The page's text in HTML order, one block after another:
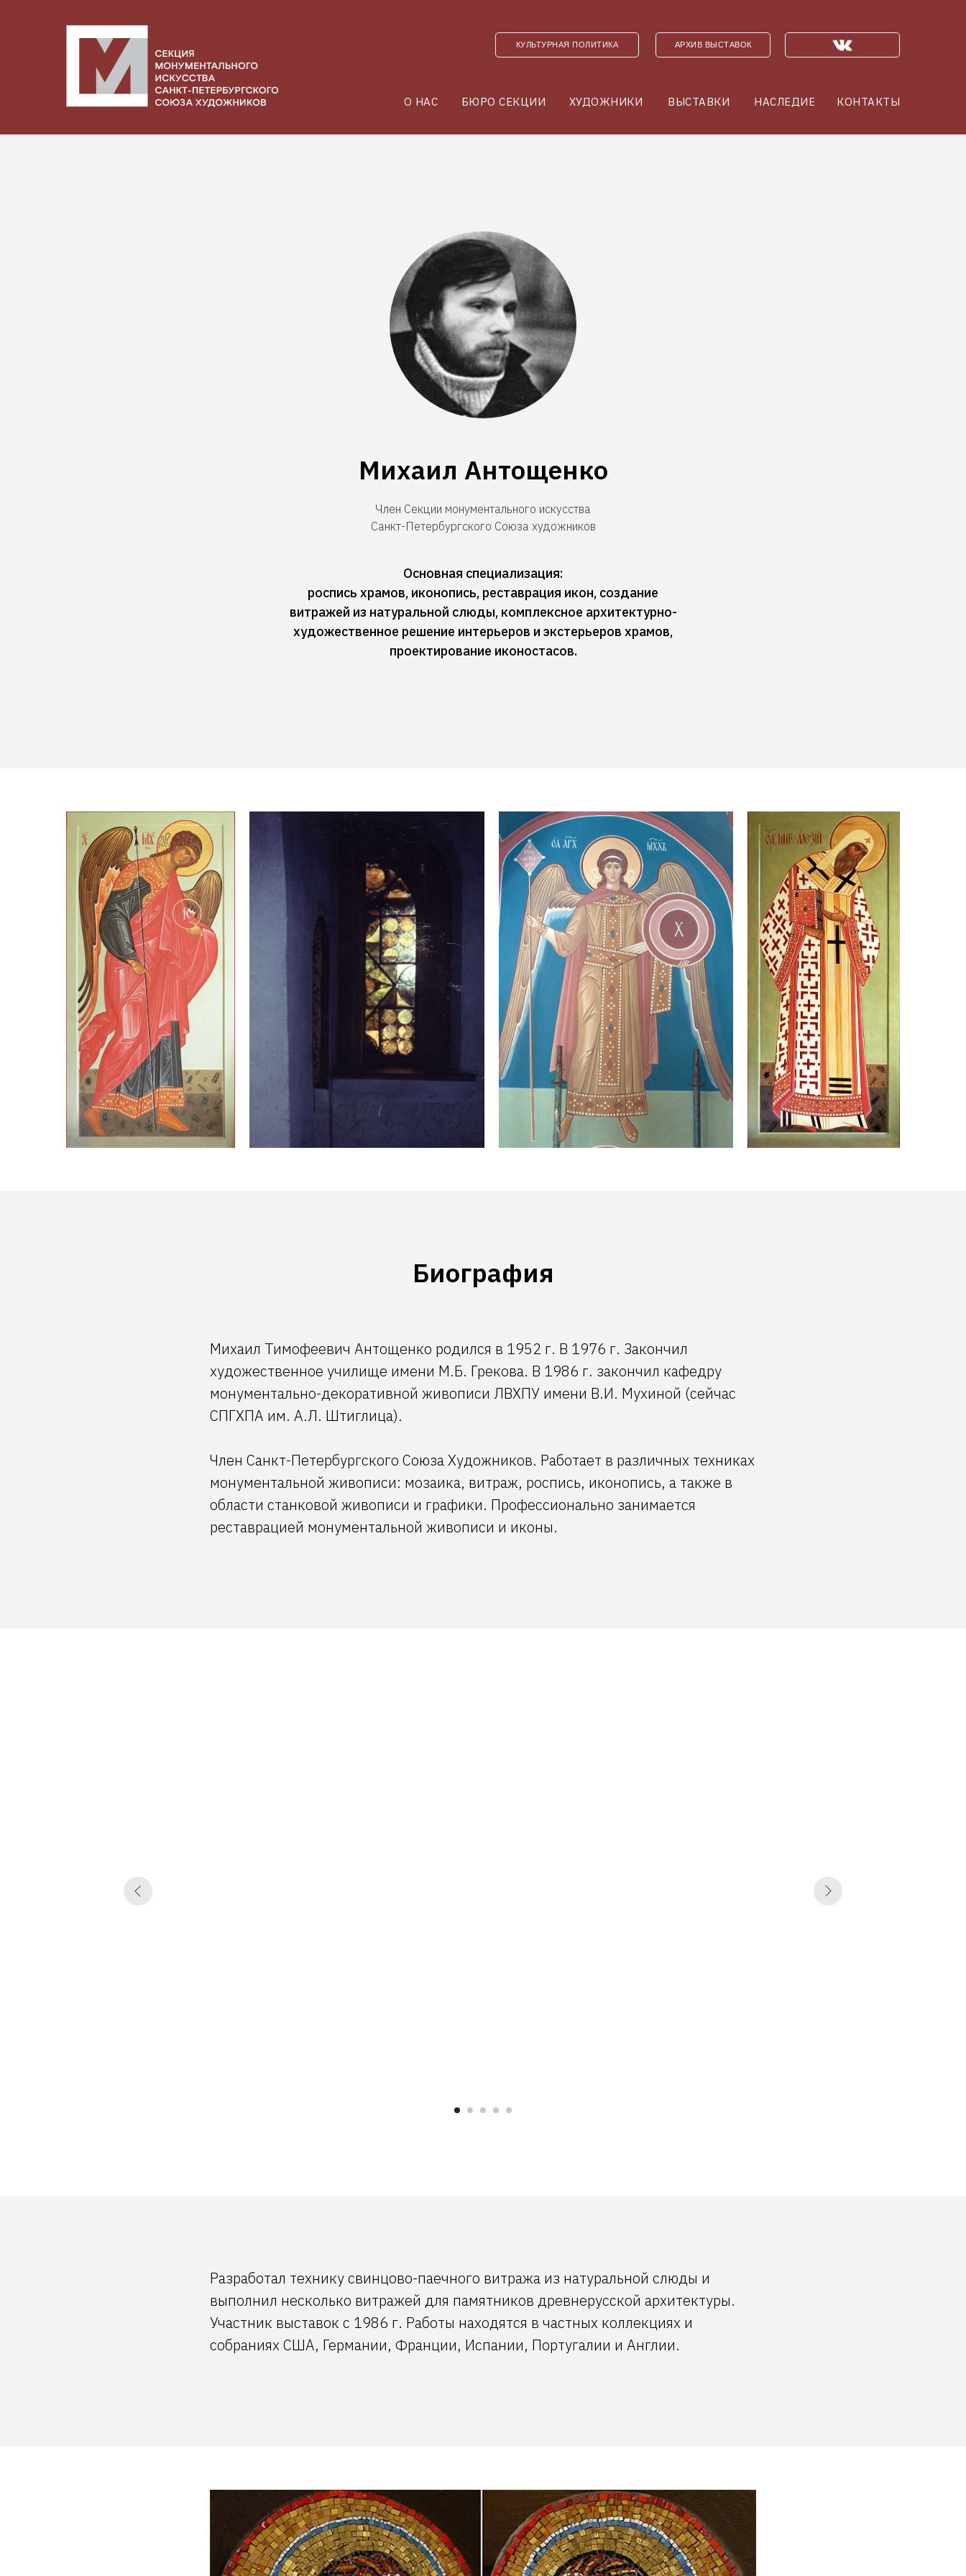
О НАС БЮРО СЕКЦИИ ХУДОЖНИКИ ВЫСТАВКИ НАСЛЕДИЕ КОНТАКТЫ
КУЛЬТУРНАЯ ПОЛИТИКА АРХИВ ВЫСТАВОК
Михаил Антощенко
Член Секции монументального искусства
Санкт-Петербургского Союза художников
Основная специализация:
роспись храмов, иконопись, реставрация икон, создание
витражей из натуральной слюды, комплексное архитектурно-
художественное решение интерьеров и экстерьеров храмов,
проектирование иконостасов.
Биография
Михаил Тимофеевич Антощенко родился в 1952 г. В 1976 г. Закончил
художественное училище имени М.Б. Грекова. В 1986 г. закончил кафедру
монументально-декоративной живописи ЛВХПУ имени В.И. Мухиной (сейчас
СПГХПА им. А.Л. Штиглица).
Член Санкт-Петербургского Союза Художников. Работает в различных техниках
монументальной живописи: мозаика, витраж, роспись, иконопись, а также в
области станковой живописи и графики. Профессионально занимается
реставрацией монументальной живописи и иконы.
Разработал технику свинцово-паечного витража из натуральной слюды и
выполнил несколько витражей для памятников древнерусской архитектуры.
Участник выставок с 1986 г. Работы находятся в частных коллекциях и
собраниях США, Германии, Франции, Испании, Португалии и Англии.